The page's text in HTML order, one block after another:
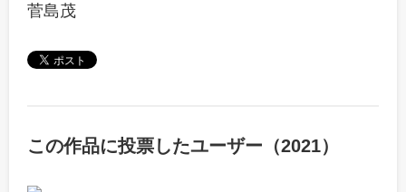
菅島茂
この作品に投票したユーザー（2021）